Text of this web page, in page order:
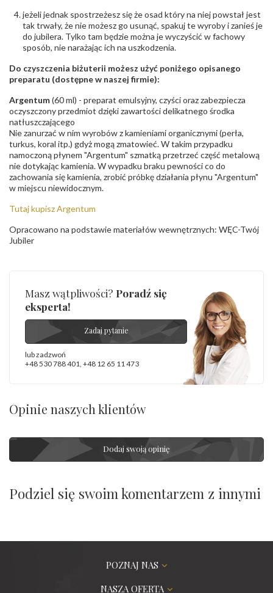
jeżeli jednak spostrzeżesz się że osad który na niej powstał jest
tak trwały, że nie możesz go usunąć, spakuj te wyroby i zanieś je
do jubilera. Tylko tam będzie można je wyczyścić w fachowy
sposób, nie narażając ich na uszkodzenia.
Do czyszczenia biżuterii możesz użyć poniżego opisanego
preparatu (dostępne w naszej firmie):
Argentum(60 ml) - preparat emulsyjny, czyści oraz zabezpiecza
oczyszczony przedmiot dzięki zawartości delikatnego środka
natłuszczającego
Nie zanurzać w nim wyrobów z kamieniami organicznymi (perła,
turkus, koral itp.) gdyż mogą zmatowieć. W takim przypadku
namoczoną płynem "Argentum" szmatką przetrzeć część metalową
nie dotykając kamienia. W wypadku braku pewności co do
zachowania się kamienia, zrobić próbkę działania płynu "Argentum"
w miejscu niewidocznym.
Tutaj kupisz Argentum
Opracowano na podstawie materiałów wewnętrznych: WĘC-Twój
Jubiler
Masz wątpliwości? Poradź się
eksperta!
Zadaj pytanie
lub zadzwoń
+48 530 788 401, +48 12 65 11 473
Opinie naszych klientów
Dodaj swoją opinię
Podziel się swoim komentarzem z innymi
POZNAJ NAS
NASZA OFERTA